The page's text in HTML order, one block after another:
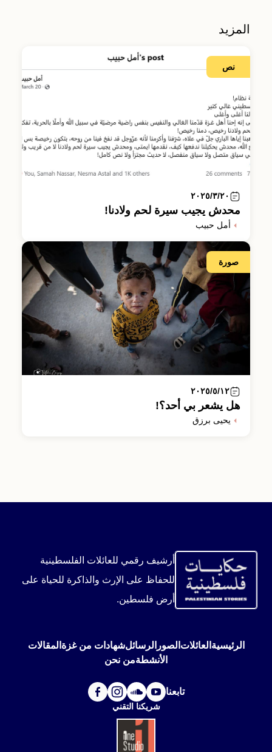
المزيد
نص
٢٠٢٥/٣/٢٠
محدش يجيب سيرة لحم ولادنا!
أمل حبيب
صورة
٢٠٢٥/٥/١٢
هل يشعر بي أحد؟!
يحيى برزق
أرشيف رقمي للعائلات الفلسطينية
للحفاظ على الإرث والذاكرة للحياة على
أرض فلسطين.
الرئيسية العائلات الصور الرسائلشهادات من غزة المقالات
الأنشطةمن نحن
شريكنا التقني
تابعنا